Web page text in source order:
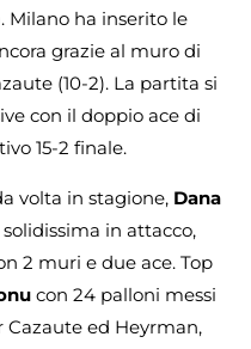
Milano ha inserito le
grazie al muro di
(10-2). La partita si
con il doppio ace di
15-2 finale.
volta in stagione, Dana
in attacco,
2 muri e due ace. Top
con 24 palloni messi
Cazaute ed Heyrman,